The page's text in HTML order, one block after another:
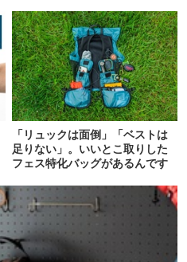
「リュックは面倒」「ベストは
足りない」。いいとこ取りした
フェス特化バッグがあるんです